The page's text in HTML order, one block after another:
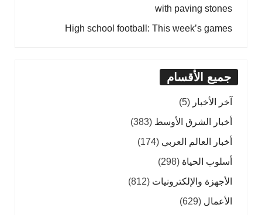
with paving stones
High school football: This week’s games
جميع الأقسام
آخر الأخبار (5)
أخبار الشرق الأوسط (383)
أخبار العالم العربي (174)
أسلوب الحياة (298)
الأجهزة والإلكترونيات (812)
الأعمال (629)